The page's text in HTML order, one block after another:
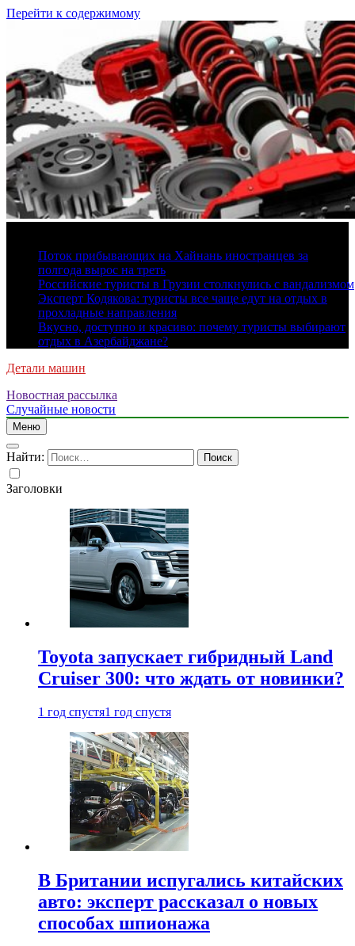
Перейти к содержимому
Поток прибывающих на Хайнань иностранцев за
полгода вырос на треть
Российские туристы в Грузии столкнулись с вандализмом
Эксперт Кодякова: туристы все чаще едут на отдых в
прохладные направления
Вкусно, доступно и красиво: почему туристы выбирают
отдых в Азербайджане?
Детали машин
Новостная рассылка
Случайные новости
Меню
Найти:
Заголовки
Toyota запускает гибридный Land
Cruiser 300: что ждать от новинки?
1 год спустя1 год спустя
В Британии испугались китайских
авто: эксперт рассказал о новых
способах шпионажа